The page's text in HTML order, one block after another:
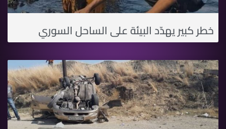
خطر كبير يهدّد البيئة على الساحل السوري